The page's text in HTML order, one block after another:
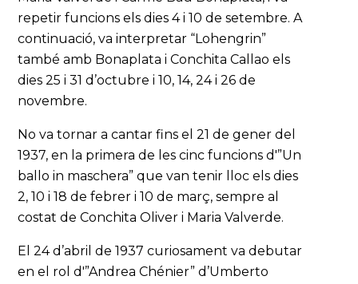
repetir funcions els dies 4 i 10 de setembre. A
continuació, va interpretar “Lohengrin”
també amb Bonaplata i Conchita Callao els
dies 25 i 31 d’octubre i 10, 14, 24 i 26 de
novembre.
No va tornar a cantar fins el 21 de gener del
1937, en la primera de les cinc funcions d'”Un
ballo in maschera” que van tenir lloc els dies
2, 10 i 18 de febrer i 10 de març, sempre al
costat de Conchita Oliver i Maria Valverde.
El 24 d’abril de 1937 curiosament va debutar
en el rol d'”Andrea Chénier” d’Umberto